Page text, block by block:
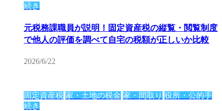
続き
元税務課職員が説明！固定資産税の縦覧・閲覧制度
で他人の評価を調べて自宅の税額が正しいか比較
2026/6/22
固定資産税 家・土地の税金 家・間取り 役所・公的手
続き